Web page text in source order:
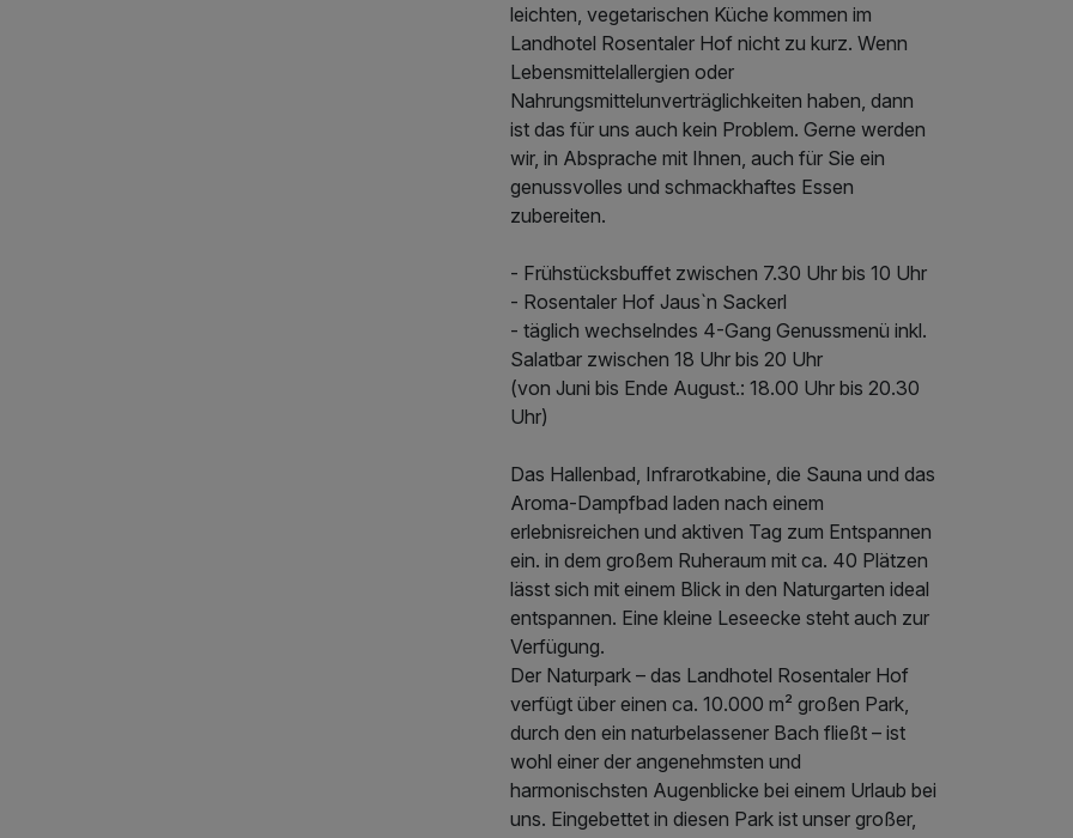
leichten, vegetarischen Küche kommen im
Landhotel Rosentaler Hof nicht zu kurz. Wenn
Lebensmittelallergien oder
Nahrungsmittelunverträglichkeiten haben, dann
ist das für uns auch kein Problem. Gerne werden
wir, in Absprache mit Ihnen, auch für Sie ein
genussvolles und schmackhaftes Essen
zubereiten.
- Frühstücksbuffet zwischen 7.30 Uhr bis 10 Uhr
- Rosentaler Hof Jaus`n Sackerl
- täglich wechselndes 4-Gang Genussmenü inkl.
Salatbar zwischen 18 Uhr bis 20 Uhr
(von Juni bis Ende August.: 18.00 Uhr bis 20.30
Uhr)
Das Hallenbad, Infrarotkabine, die Sauna und das
Aroma-Dampfbad laden nach einem
erlebnisreichen und aktiven Tag zum Entspannen
ein. in dem großem Ruheraum mit ca. 40 Plätzen
lässt sich mit einem Blick in den Naturgarten ideal
entspannen. Eine kleine Leseecke steht auch zur
Verfügung.
Der Naturpark – das Landhotel Rosentaler Hof
verfügt über einen ca. 10.000 m² großen Park,
durch den ein naturbelassener Bach fließt – ist
wohl einer der angenehmsten und
harmonischsten Augenblicke bei einem Urlaub bei
uns. Eingebettet in diesen Park ist unser großer,